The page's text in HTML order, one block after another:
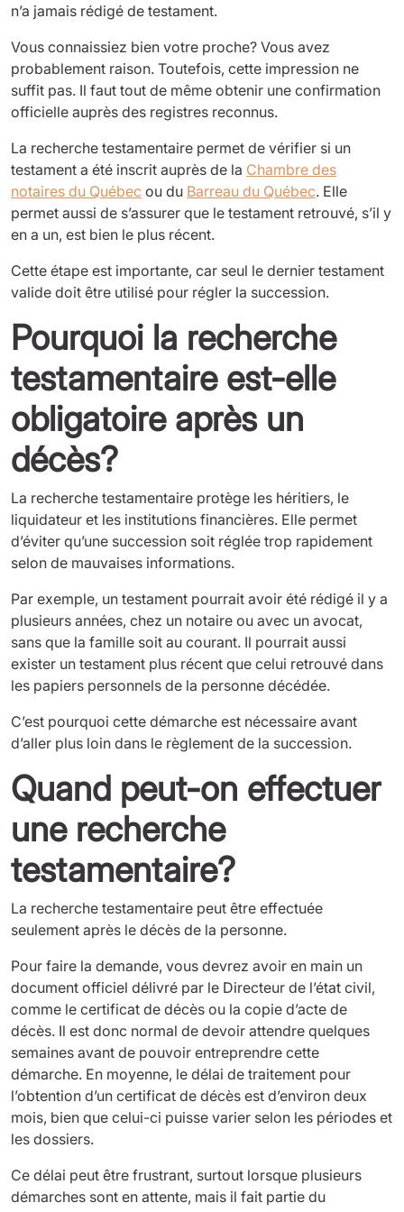
n’a jamais rédigé de testament.
Vous connaissiez bien votre proche? Vous avez
probablement raison. Toutefois, cette impression ne
suffit pas. Il faut tout de même obtenir une confirmation
officielle auprès des registres reconnus.
La recherche testamentaire permet de vérifier si un
testament a été inscrit auprès de la Chambre des
notaires du Québec ou du Barreau du Québec. Elle
permet aussi de s’assurer que le testament retrouvé, s’il y
en a un, est bien le plus récent.
Cette étape est importante, car seul le dernier testament
valide doit être utilisé pour régler la succession.
Pourquoi la recherche
testamentaire est-elle
obligatoire après un
décès?
La recherche testamentaire protège les héritiers, le
liquidateur et les institutions financières. Elle permet
d’éviter qu’une succession soit réglée trop rapidement
selon de mauvaises informations.
Par exemple, un testament pourrait avoir été rédigé il y a
plusieurs années, chez un notaire ou avec un avocat,
sans que la famille soit au courant. Il pourrait aussi
exister un testament plus récent que celui retrouvé dans
les papiers personnels de la personne décédée.
C’est pourquoi cette démarche est nécessaire avant
d’aller plus loin dans le règlement de la succession.
Quand peut-on effectuer
une recherche
testamentaire?
La recherche testamentaire peut être effectuée
seulement après le décès de la personne.
Pour faire la demande, vous devrez avoir en main un
document officiel délivré par le Directeur de l’état civil,
comme le certificat de décès ou la copie d’acte de
décès. Il est donc normal de devoir attendre quelques
semaines avant de pouvoir entreprendre cette
démarche. En moyenne, le délai de traitement pour
l’obtention d’un certificat de décès est d’environ deux
mois, bien que celui-ci puisse varier selon les périodes et
les dossiers.
Ce délai peut être frustrant, surtout lorsque plusieurs
démarches sont en attente, mais il fait partie du